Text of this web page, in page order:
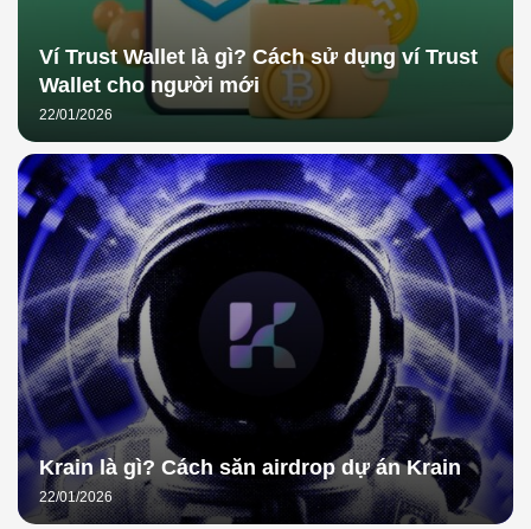
Ví Trust Wallet là gì? Cách sử dụng ví Trust
Wallet cho người mới
22/01/2026
Krain là gì? Cách săn airdrop dự án Krain
22/01/2026